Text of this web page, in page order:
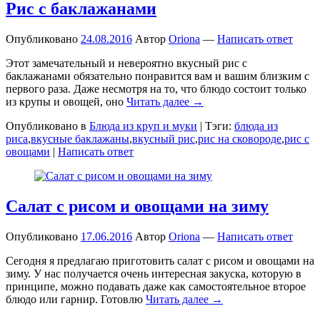
Рис с баклажанами
Опубликовано 24.08.2016 Автор Oriona — Написать ответ
Этот замечательный и невероятно вкусный рис с
баклажанами обязательно понравится вам и вашим близким с
первого раза. Даже несмотря на то, что блюдо состоит только
из крупы и овощей, оно Читать далее →
Опубликовано в Блюда из круп и муки | Тэги: блюда из
риса,вкусные баклажаны,вкусный рис,рис на сковороде,рис с
овощами | Написать ответ
Салат с рисом и овощами на зиму
Опубликовано 17.06.2016 Автор Oriona — Написать ответ
Сегодня я предлагаю приготовить салат с рисом и овощами на
зиму. У нас получается очень интересная закуска, которую в
принципе, можно подавать даже как самостоятельное второе
блюдо или гарнир. Готовлю Читать далее →